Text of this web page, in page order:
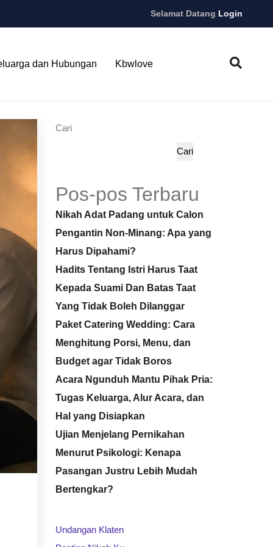
Selamat Datang Login
dan Hubungan Kbwlove
Cari
Cari
Pos-pos Terbaru
Nikah Adat Padang untuk Calon
Pengantin Non-Minang: Apa yang
Harus Dipahami?
Hadits Tentang Istri Harus Taat
Kepada Suami Dan Batas Taat
Yang Tidak Boleh Dilanggar
Paket Catering Wedding: Cara
Menghitung Porsi, Menu, dan
Budget agar Tidak Boros
Acara Ngunduh Mantu Pihak Pria:
Tugas Keluarga, Alur Acara, dan
Hal yang Disiapkan
Ujian Menjelang Pernikahan
Menurut Psikologi: Kenapa
Pasangan Justru Lebih Mudah
Bertengkar?
Undangan Klaten